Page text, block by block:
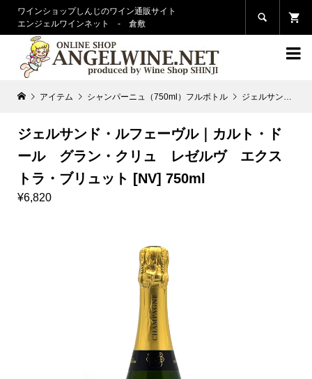
ワインショップしんじのワイン通販サイト
エンジェルワインネット - 倉敷


アイテム シャンパーニュ（750ml）フルボトル ジェルサンド・ルフェーヴル｜カルト・ドール グラン・クリュ レゼルヴ エクストラ・ブリュット [NV] 750ml
ジェルサンド・ルフェーヴル｜カルト・ド
ール グラン・クリュ レゼルヴ エクス
トラ・ブリュット [NV] 750ml
¥6,820